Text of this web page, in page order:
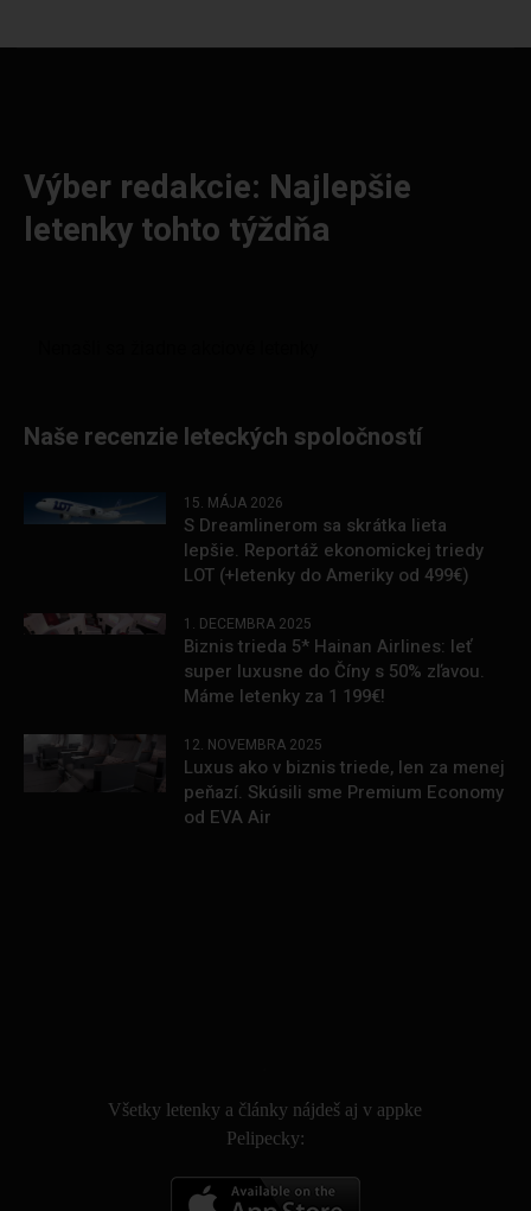
Výber redakcie: Najlepšie
letenky tohto týždňa
Naše recenzie leteckých spoločností
15. MÁJA 2026
S Dreamlinerom sa skrátka lieta
lepšie. Reportáž ekonomickej triedy
LOT (+letenky do Ameriky od 499€)
1. DECEMBRA 2025
Biznis trieda 5* Hainan Airlines: leť
super luxusne do Číny s 50% zľavou.
Máme letenky za 1 199€!
12. NOVEMBRA 2025
Luxus ako v biznis triede, len za menej
peňazí. Skúsili sme Premium Economy
od EVA Air
Všetky letenky a články nájdeš aj v appke
Pelipecky: